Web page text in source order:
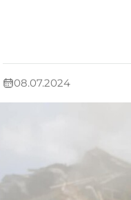
08.07.2024